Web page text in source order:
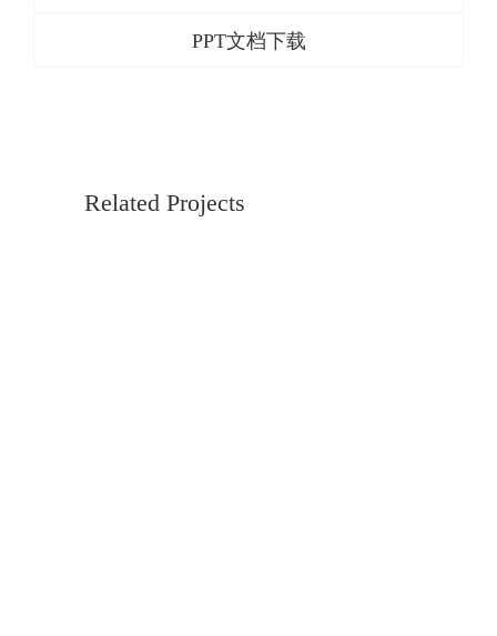
PPT文档下载
Related Projects